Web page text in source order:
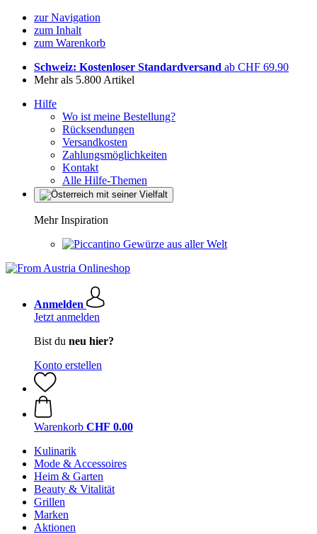
zur Navigation
zum Inhalt
zum Warenkorb
Schweiz: Kostenloser Standardversand ab CHF 69.90
Mehr als 5.800 Artikel
Hilfe
Wo ist meine Bestellung?
Rücksendungen
Versandkosten
Zahlungsmöglichkeiten
Kontakt
Alle Hilfe-Themen
Mehr Inspiration
Gewürze aus aller Welt
Anmelden
Jetzt anmelden
Bist du neu hier?
Konto erstellen
Warenkorb CHF 0.00
Kulinarik
Mode & Accessoires
Heim & Garten
Beauty & Vitalität
Grillen
Marken
Aktionen